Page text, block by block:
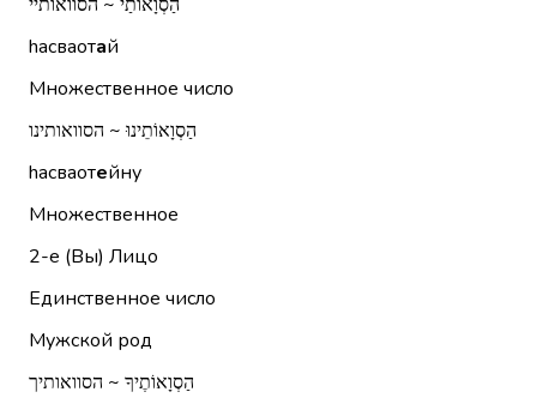
hасваотай
Множественное число
הַסְוָאוֹתֵינוּ ~ הסוואותינו
hасваотейну
Множественное
2-е (Вы) Лицо
Единственное число
Мужской род
הַסְוָאוֹתֶיךָ ~ הסוואותיך